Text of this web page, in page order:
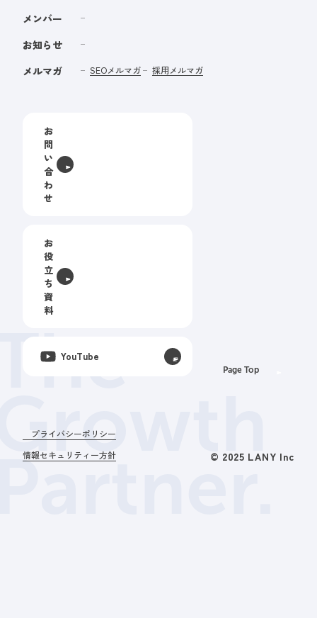
プライバシーポリシー
情報セキュリティー方針
© 2025 LANY Inc
メンバー
お知らせ
メルマガ
SEOメルマガ 採用メルマガ
お
問
い
合
わ
せ
お
役
立
ち
資
料
YouTube
Page Top